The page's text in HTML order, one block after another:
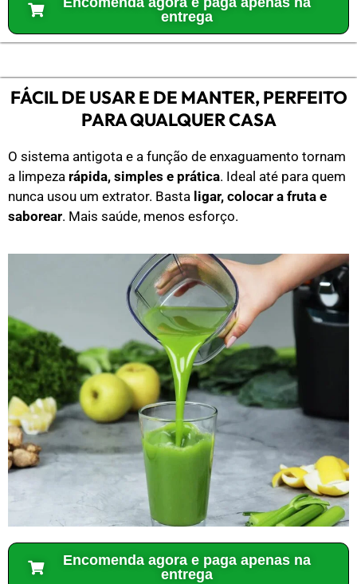
entrega
FÁCIL DE USAR E DE MANTER, PERFEITO
PARA QUALQUER CASA
O sistema antigota e a função de enxaguamento tornam
a limpeza rápida, simples e prática. Ideal até para quem
nunca usou um extrator. Basta ligar, colocar a fruta e
saborear. Mais saúde, menos esforço.
Encomenda agora e paga apenas na
entrega